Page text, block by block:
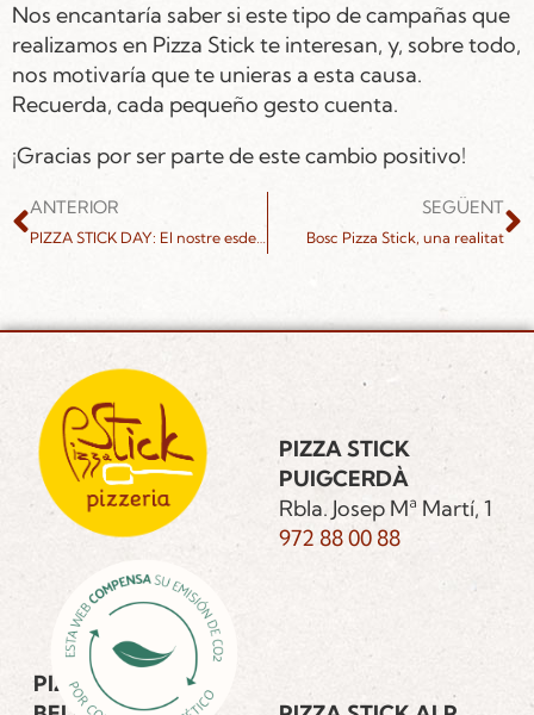
Nos encantaría saber si este tipo de campañas que
realizamos en Pizza Stick te interesan, y, sobre todo,
nos motivaría que te unieras a esta causa.
Recuerda, cada pequeño gesto cuenta.
¡Gracias por ser parte de este cambio positivo!
ANTERIOR
PIZZA STICK DAY: El nostre esdeveniment més deliciós i enriquidor.
SEGÜENT
Bosc Pizza Stick, una realitat
PIZZA STICK
PUIGCERDÀ
Rbla. Josep Mª Martí, 1
972 88 00 88
PIZZA STICK